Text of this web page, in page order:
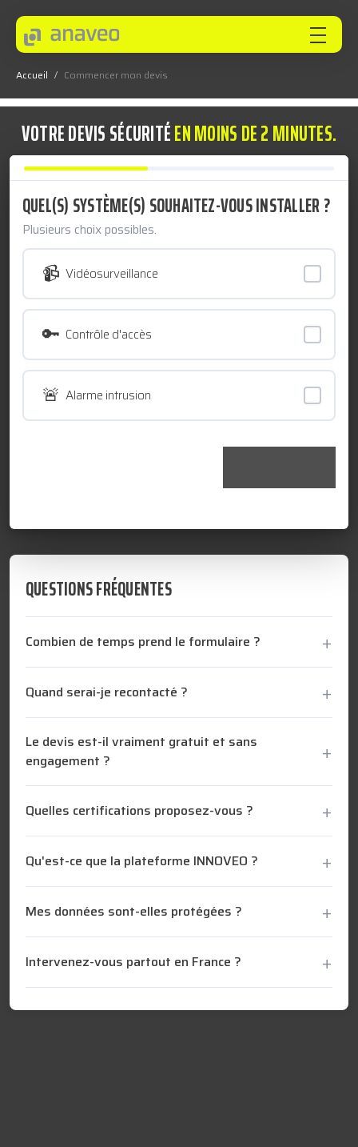
ANAVEO
EXPERTISES
SECTEURS
INNOVEO
NOS INNOVATIONS
TECHNOLOGIQUES
NOUS CONTACTER
Accueil / Commencer mon devis
VOTRE DEVIS SÉCURITÉEN MOINS DE 2 MINUTES.
QUEL(S) SYSTÈME(S) SOUHAITEZ-VOUS INSTALLER ?
Plusieurs choix possibles.
📹 Vidéosurveillance
🔑 Contrôle d'accès
🚨 Alarme intrusion
QUESTIONS FRÉQUENTES
Combien de temps prend le formulaire ?
Quand serai-je recontacté ?
Le devis est-il vraiment gratuit et sans
engagement ?
Quelles certifications proposez-vous ?
Qu'est-ce que la plateforme INNOVEO ?
Mes données sont-elles protégées ?
Intervenez-vous partout en France ?